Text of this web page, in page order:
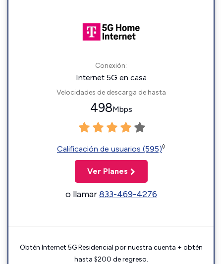
Conexión:
Internet 5G en casa
Velocidades de descarga de hasta
498Mbps
Calificación de usuarios (595)◊
Ver Planes
o llamar833-469-4276
Obtén Internet 5G Residencial por nuestra cuenta + obtén
hasta $200 de regreso.